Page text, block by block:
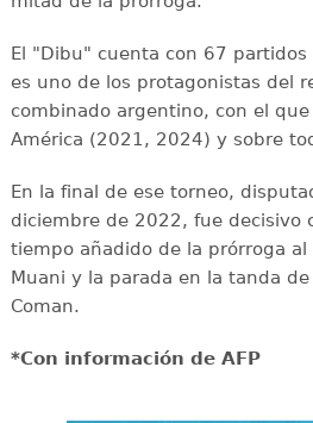
El "Dibu" cuenta con 67
es uno de los protagonistas del
combinado argentino, con el
América (2021, 2024) y sobre
En la final de ese torneo,
diciembre de 2022, fue decisivo
tiempo añadido de la prórroga al
Muani y la parada en la tanda
Coman.
*Con información de AFP